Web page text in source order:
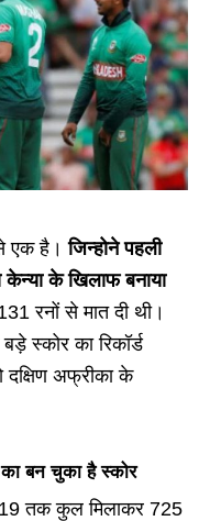
से एक है।जिन्होने पहली
केन्या के खिलाफ बनाया
रनों से मात दी थी।
स्कोर का रिकॉर्ड
अफ्रीका के
बन चुका है स्कोर
तक कुल मिलाकर 725